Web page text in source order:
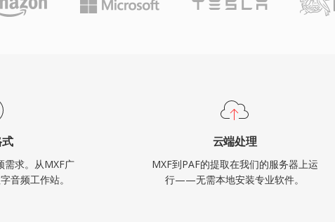
需求。从MXF广
音频工作站。
云端处理
MXF到PAF的提取在我们的服务器上运
行——无需本地安装专业软件。